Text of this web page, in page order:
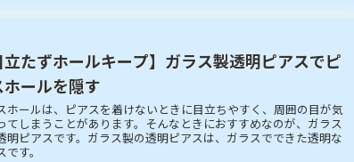
立たずホールキープ】ガラス製透明ピアスでピ
ホールを隠す
ホールは、ピアスを着けないときに目立ちやすく、周囲の目が気
てしまうことがあります。そんなときにおすすめなのが、ガラス
明ピアスです。ガラス製の透明ピアスは、ガラスでできた透明な
です。